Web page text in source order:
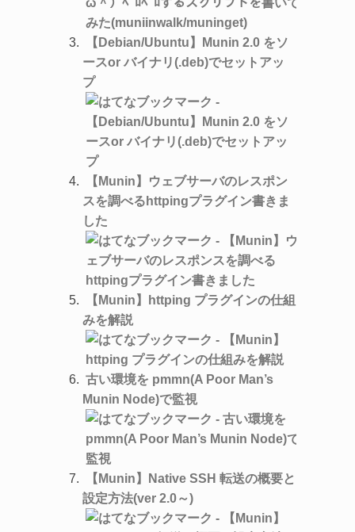
【Debian/Ubuntu】Munin 2.0 をソ
ースor バイナリ(.deb)でセットアッ
プ
【Munin】ウェブサーバのレスポン
スを調べるhttpingプラグイン書きま
した
【Munin】httping プラグインの仕組
みを解説
古い環境を pmmn(A Poor Man’s
Munin Node)で監視
【Munin】Native SSH 転送の概要と
設定方法(ver 2.0～)